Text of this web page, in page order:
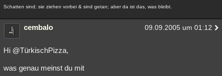
Schatten sind; sie ziehen vorbei & sind getan; aber da ist das, was bleibt.
cembalo 09.09.2005 um 01:12
Hi @TürkischPizza,
was genau meinst du mit